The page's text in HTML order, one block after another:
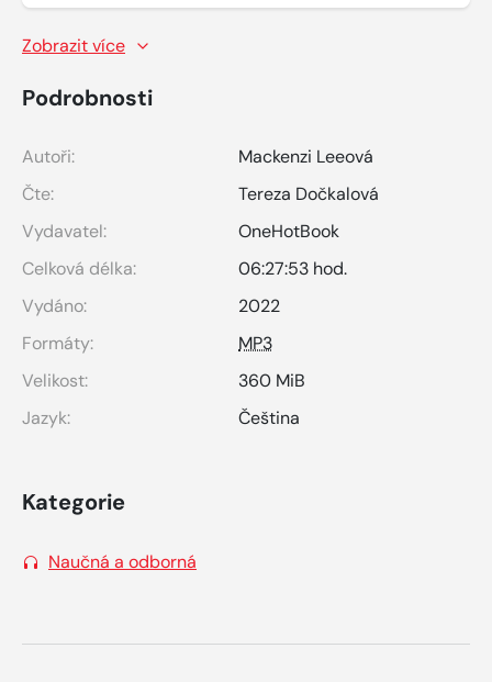
Zobrazit více
Podrobnosti
Autoři:
Mackenzi Leeová
Čte:
Tereza Dočkalová
Vydavatel:
OneHotBook
Celková délka:
06:27:53 hod.
Vydáno:
2022
Formáty:
MP3
Velikost:
360 MiB
Jazyk:
Čeština
Kategorie
Naučná a odborná